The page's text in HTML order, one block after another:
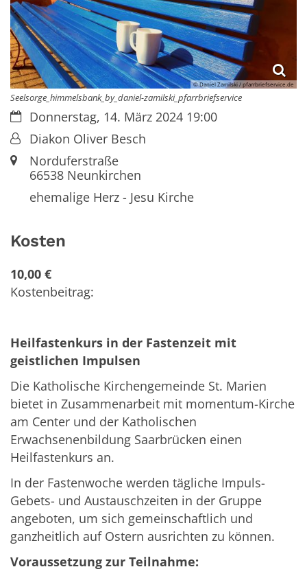
© Daniel Zamilski / pfarrbriefservice.de
Seelsorge_himmelsbank_by_daniel-zamilski_pfarrbriefservice
Datum:Donnerstag, 14. März 2024 19:00
Von:Diakon Oliver Besch
Ort:Norduferstraße
66538Neunkirchen
ehemalige Herz - Jesu Kirche
Kosten
10,00 €
Kostenbeitrag:
Heilfastenkurs in der Fastenzeit mit
geistlichen Impulsen
Die Katholische Kirchengemeinde St. Marien
bietet in Zusammenarbeit mit momentum-Kirche
am Center und der Katholischen
Erwachsenenbildung Saarbrücken einen
Heilfastenkurs an.
In der Fastenwoche werden tägliche Impuls-
Gebets- und Austauschzeiten in der Gruppe
angeboten, um sich gemeinschaftlich und
ganzheitlich auf Ostern ausrichten zu können.
Voraussetzung zur Teilnahme: